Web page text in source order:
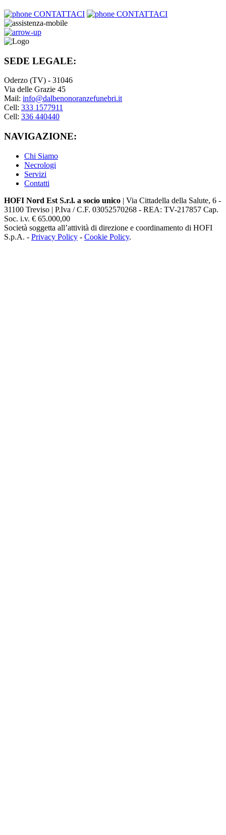
CONTATTACI CONTATTACI
SEDE LEGALE:
Oderzo (TV) - 31046
Via delle Grazie 45
Mail: info@dalbenonoranzefunebri.it
Cell: 333 1577911
Cell: 336 440440
NAVIGAZIONE:
Chi Siamo
Necrologi
Servizi
Contatti
HOFI Nord Est S.r.l. a socio unico | Via Cittadella della Salute, 6 -
31100 Treviso | P.Iva / C.F. 03052570268 - REA: TV-217857 Cap.
Soc. i.v. € 65.000,00
Società soggetta all’attività di direzione e coordinamento di HOFI
S.p.A. - Privacy Policy - Cookie Policy.